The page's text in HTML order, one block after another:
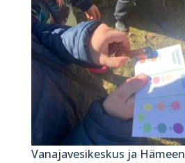
Vanajavesikeskus ja Hämeen